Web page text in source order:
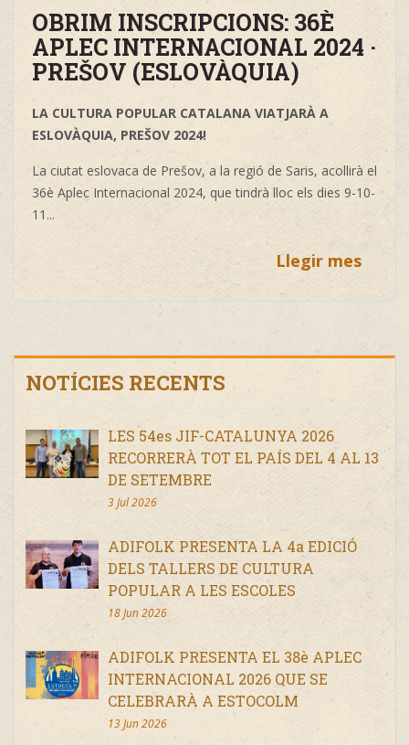
OBRIM INSCRIPCIONS: 36È
APLEC INTERNACIONAL 2024 ·
PREŠOV (ESLOVÀQUIA)
LA CULTURA POPULAR CATALANA VIATJARÀ A
ESLOVÀQUIA, PREŠOV 2024!
La ciutat eslovaca de Prešov, a la regió de Saris, acollirà el
36è Aplec Internacional 2024, que tindrà lloc els dies 9-10-
11...
Llegir mes
NOTÍCIES RECENTS
LES 54es JIF-CATALUNYA 2026
RECORRERÀ TOT EL PAÍS DEL 4 AL 13
DE SETEMBRE
3 Jul 2026
ADIFOLK PRESENTA LA 4a EDICIÓ
DELS TALLERS DE CULTURA
POPULAR A LES ESCOLES
18 Jun 2026
ADIFOLK PRESENTA EL 38è APLEC
INTERNACIONAL 2026 QUE SE
CELEBRARÀ A ESTOCOLM
13 Jun 2026